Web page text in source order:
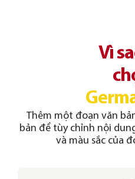
Vì
Thêm một đoạn văn
bản để tùy chỉnh nội
và màu sắc của